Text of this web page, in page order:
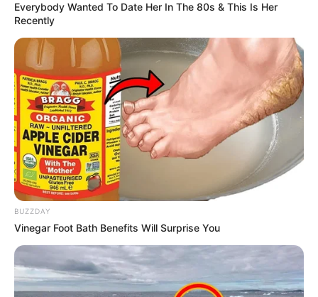
Everybody Wanted To Date Her In The 80s & This Is Her
Recently
BUZZDAY
Vinegar Foot Bath Benefits Will Surprise You